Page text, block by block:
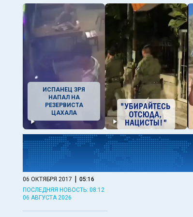
ИСПАНЕЦ ЗРЯ
НАПАЛ НА
РЕЗЕРВИСТА
ЦАХАЛА
06 ОКТЯБРЯ 2017 | 05:16
ПОСЛЕДНЯЯ НОВОСТЬ: 08:12
06 АВГУСТА 2026